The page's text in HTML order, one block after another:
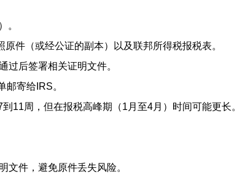
。
件（或经公证的副本）以及联邦所得税报税表。
过后签署相关证明文件。
寄给IRS。
11周，但在报税高峰期（1月至4月）时间可能更长。
文件，避免原件丢失风险。